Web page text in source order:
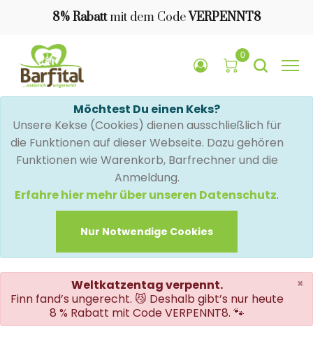
8% Rabattmit dem Code VERPENNT8
0
Möchtest Du einen Keks?
Unsere Kekse (Cookies) dienen ausschließlich für
die Funktionen auf dieser Webseite. Dazu gehören
Funktionen wie Warenkorb, Barfrechner und die
Anmeldung.
Erfahre hier mehr über unseren Datenschutz.
Nur Notwendige Cookies
×
Weltkatzentag verpennt.
Finn fand’s ungerecht. 😼 Deshalb gibt’s nur heute
8 % Rabatt mit Code VERPENNT8. 🐾